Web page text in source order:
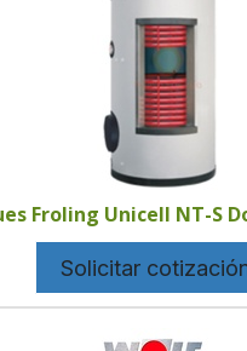
Froling Unicell NT-S
Solicitar